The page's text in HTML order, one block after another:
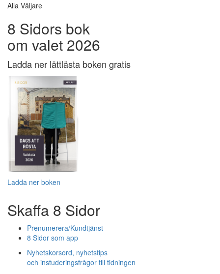
Alla Väljare
8 Sidors bok
om valet 2026
Ladda ner lättlästa boken gratis
Ladda ner boken
Skaffa 8 Sidor
Prenumerera/Kundtjänst
8 Sidor som app
Nyhetskorsord, nyhetstips
och instuderingsfrågor till tidningen